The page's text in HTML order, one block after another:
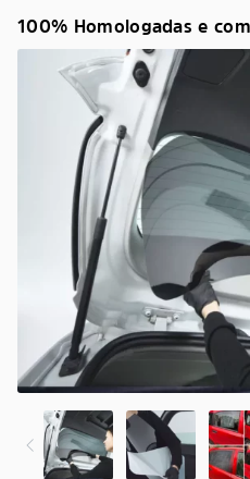
100% Homologadas e